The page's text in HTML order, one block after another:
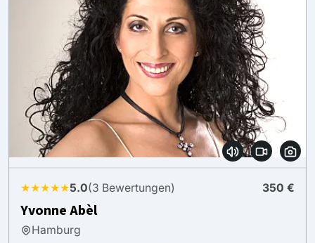
★★★★★5.0(3 Bewertungen) 350 €
Yvonne Abèl
Hamburg